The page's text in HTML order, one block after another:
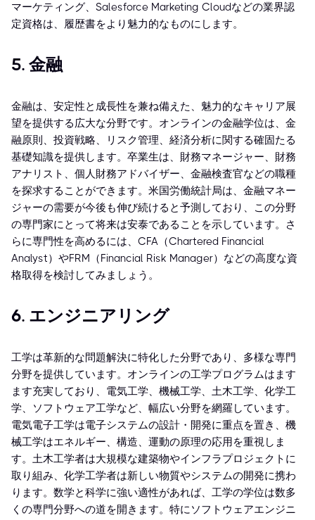
マーケティング、Salesforce Marketing Cloudなどの業界認
定資格は、履歴書をより魅力的なものにします。
5. 金融
金融は、安定性と成長性を兼ね備えた、魅力的なキャリア展
望を提供する広大な分野です。オンラインの金融学位は、金
融原則、投資戦略、リスク管理、経済分析に関する確固たる
基礎知識を提供します。卒業生は、財務マネージャー、財務
アナリスト、個人財務アドバイザー、金融検査官などの職種
を探求することができます。米国労働統計局は、金融マネー
ジャーの需要が今後も伸び続けると予測しており、この分野
の専門家にとって将来は安泰であることを示しています。さ
らに専門性を高めるには、CFA（Chartered Financial
Analyst）やFRM（Financial Risk Manager）などの高度な資
格取得を検討してみましょう。
6. エンジニアリング
工学は革新的な問題解決に特化した分野であり、多様な専門
分野を提供しています。オンラインの工学プログラムはます
ます充実しており、電気工学、機械工学、土木工学、化学工
学、ソフトウェア工学など、幅広い分野を網羅しています。
電気電子工学は電子システムの設計・開発に重点を置き、機
械工学はエネルギー、構造、運動の原理の応用を重視しま
す。土木工学者は大規模な建築物やインフラプロジェクトに
取り組み、化学工学者は新しい物質やシステムの開発に携わ
ります。数学と科学に強い適性があれば、工学の学位は数多
くの専門分野への道を開きます。特にソフトウェアエンジニ